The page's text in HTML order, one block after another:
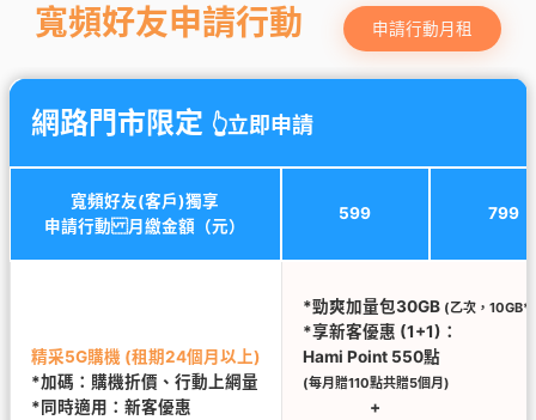
寬頻好友申請行動 申請行動月租
網路門市限定 👆立即申請
寬頻好友(客戶)獨享
申請行動 月繳金額（元）
599 799
精采5G購機 (租期24個月以上)
*加碼：購機折價、行動上網量
*同時適用：新客優惠
*勁爽加量包30GB(乙次，
*享新客優惠 (1+1)：
Hami Point 550點
(每月贈110點共贈5個月)
+